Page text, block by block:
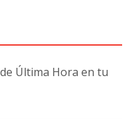
Última Hora en tu